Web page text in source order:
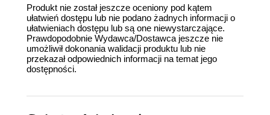
Produkt nie został jeszcze oceniony pod kątem
ułatwień dostępu lub nie podano żadnych informacji o
ułatwieniach dostępu lub są one niewystarczające.
Prawdopodobnie Wydawca/Dostawca jeszcze nie
umożliwił dokonania walidacji produktu lub nie
przekazał odpowiednich informacji na temat jego
dostępności.